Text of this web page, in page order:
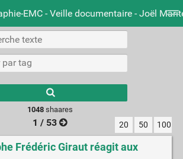
EMC - Veille documentaire - Joël
Mur d'images
results.
1048 shaares
1 / 53 20 50 100
Frédéric Giraut réagit aux